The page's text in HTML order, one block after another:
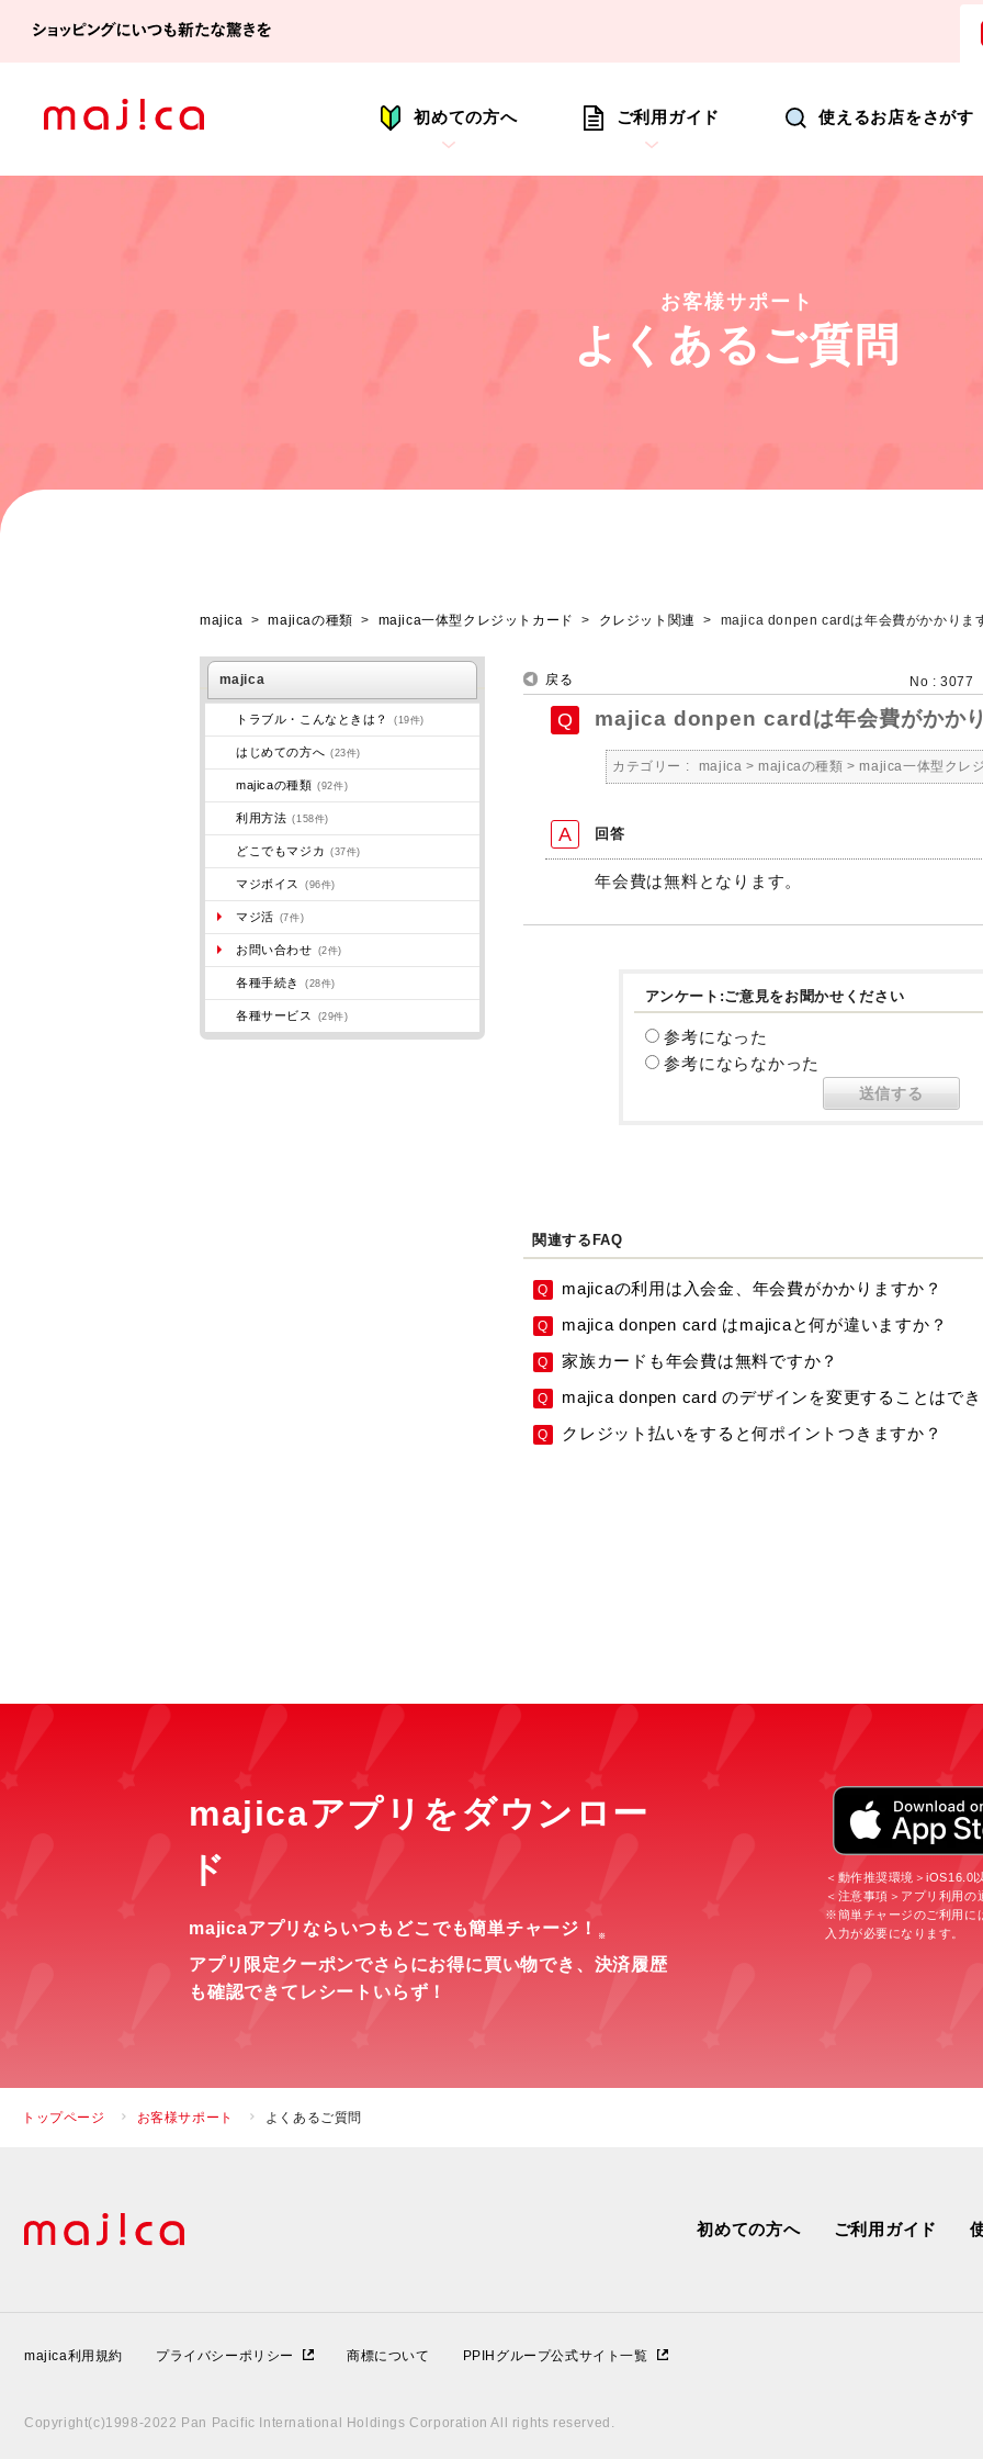
初めての方へ ご利用ガイド 使えるお店をさがす
お客様サポート
よくあるご質問
majica > majicaの種類 > majica一体型クレジットカード > クレジット関連 > majica donpen cardは年会費がかかりま
majica
トラブル・こんなときは？ (19件)
はじめての方へ (23件)
majicaの種類 (92件)
利用方法 (158件)
どこでもマジカ (37件)
マジボイス (96件)
マジ活 (7件)
お問い合わせ (2件)
各種手続き (28件)
各種サービス (29件)
戻る No : 3077
majica donpen cardは年会費がかか
カテゴリー : majica >majicaの種類 >majica一体型クレ
回答
年会費は無料となります。
アンケート:ご意見をお聞かせください
参考になった
参考にならなかった
関連するFAQ
majicaの利用は入会金、年会費がかかりますか？
majica donpen card はmajicaと何が違いますか？
家族カードも年会費は無料ですか？
majica donpen card のデザインを変更することはでき
クレジット払いをすると何ポイントつきますか？
majicaアプリをダウンロー
ド
majicaアプリならいつもどこでも簡単チャージ！ ※
アプリ限定クーポンでさらにお得に買い物でき、 決済履歴
も確認できてレシートいらず！
＜動作推奨環境＞iOS16.0
＜注意事項＞アプリ利用の
※簡単チャージのご利用に
入力が必要になります。
トップページ お客様サポート よくあるご質問
初めての方へ ご利用ガイド
majica利用規約 プライバシーポリシー 商標について PPIHグループ公式サイト一覧
Copyright(c)1998-2022 Pan Pacific International Holdings Corporation All rights reserved.